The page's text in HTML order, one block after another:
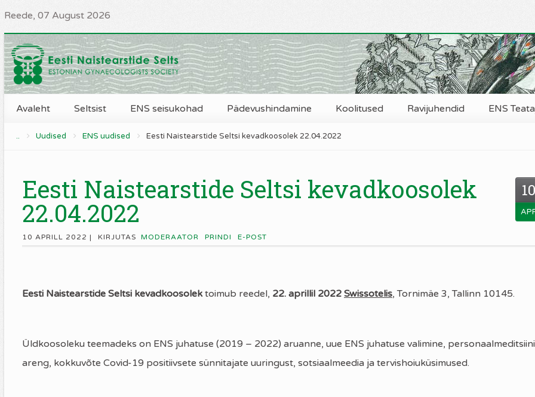
Reede, 07 August 2026
Avaleht Seltsist ENS seisukohad Pädevushindamine Koolitused Ravijuhendid ENS
.. Uudised ENS uudised Eesti Naistearstide Seltsi kevadkoosolek 22.04.2022
10
Eesti Naistearstide Seltsi kevadkoosolek
22.04.2022
10 APRILL 2022 | KIRJUTAS MODERAATOR PRINDI E-POST
Eesti Naistearstide Seltsi kevadkoosolek toimub reedel, 22. aprillil 2022 Swissotelis, Tornimäe 3, Tallinn 10145.
Üldkoosoleku teemadeks on ENS juhatuse (2019 – 2022) aruanne, uue ENS juhatuse valimine, personaalmeditsiini
areng, kokkuvõte Covid-19 positiivsete sünnitajate uuringust, sotsiaalmeedia ja tervishoiuküsimused.